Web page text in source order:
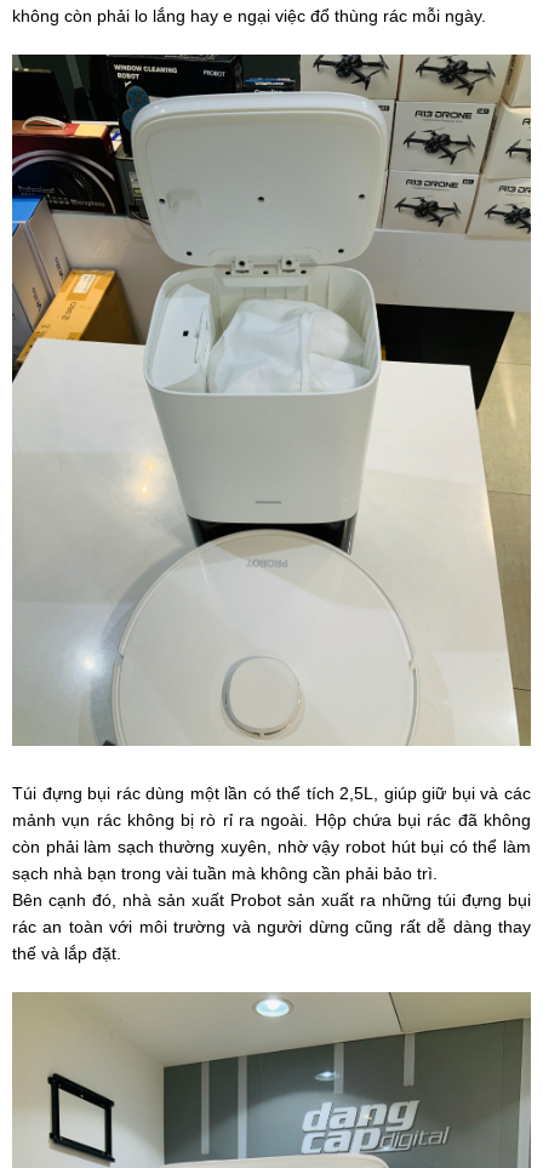
không còn phải lo lắng hay e ngại việc đổ thùng rác mỗi ngày.
Túi đựng bụi rác dùng một lần có thể tích 2,5L, giúp giữ bụi và các
mảnh vụn rác không bị rò rỉ ra ngoài. Hộp chứa bụi rác đã không
còn phải làm sạch thường xuyên, nhờ vậy robot hút bụi có thể làm
sạch nhà bạn trong vài tuần mà không cần phải bảo trì.
Bên cạnh đó, nhà sản xuất Probot sản xuất ra những túi đựng bụi
rác an toàn với môi trường và người dừng cũng rất dễ dàng thay
thế và lắp đặt.